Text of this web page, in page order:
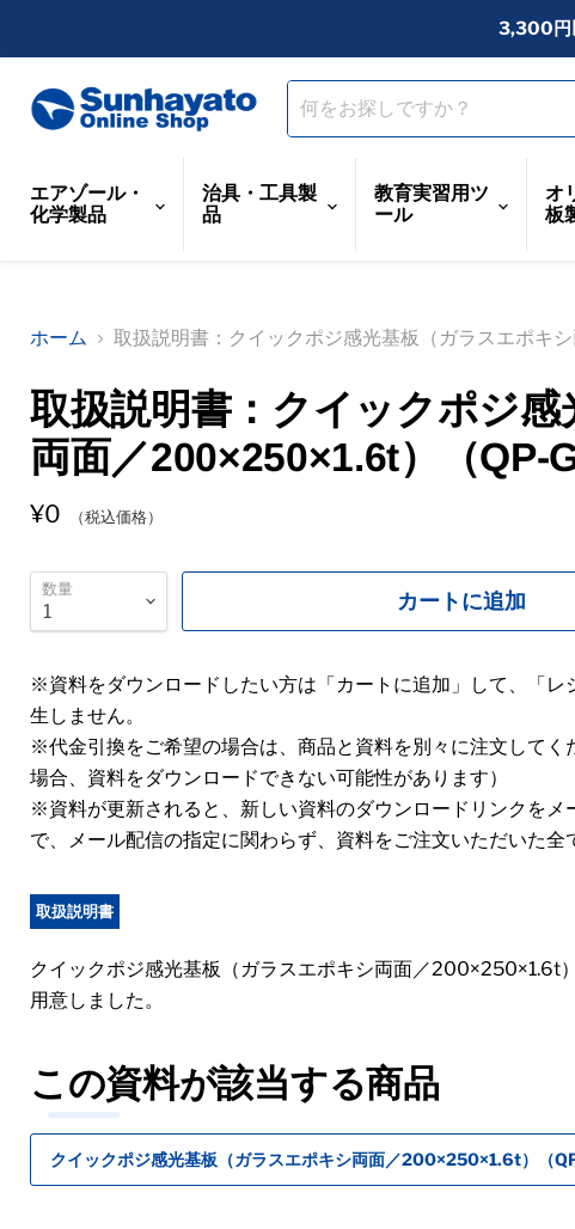
3,300円
エアゾール・
化学製品
治具・工具製
品
教育実習用ツ
ール
オ
板
ホーム 取扱説明書：クイックポジ感光基板（ガラスエポキ
取扱説明書：クイックポジ
両面／200×250×1.6t）（QP-
¥0 （税込価格）
数量 カートに追加
※資料をダウンロードしたい方は「カートに追加」して、「
生しません。
※代金引換をご希望の場合は、商品と資料を別々に注文して
場合、資料をダウンロードできない可能性があります）
※資料が更新されると、新しい資料のダウンロードリンクを
で、メール配信の指定に関わらず、資料をご注文いただいた全
取扱説明書
クイックポジ感光基板（ガラスエポキシ両面／200×250×1.6t
用意しました。
この資料が該当する商品
クイックポジ感光基板（ガラスエポキシ両面／200×250×1.6t）（